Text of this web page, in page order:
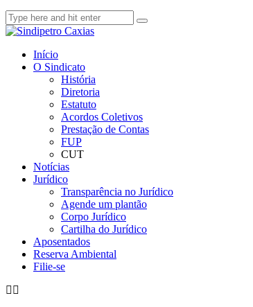
Início
O Sindicato
História
Diretoria
Estatuto
Acordos Coletivos
Prestação de Contas
FUP
CUT
Notícias
Jurídico
Transparência no Jurídico
Agende um plantão
Corpo Jurídico
Cartilha do Jurídico
Aposentados
Reserva Ambiental
Filie-se